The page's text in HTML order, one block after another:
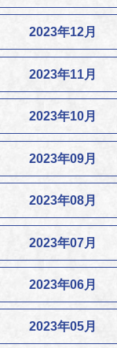
2023年12月
2023年11月
2023年10月
2023年09月
2023年08月
2023年07月
2023年06月
2023年05月